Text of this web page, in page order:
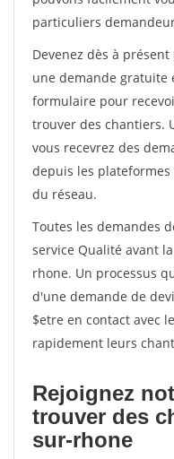
particuliers
Devenez dès à
une demande gratuite
formulaire pour
trouver des chantiers.
vous recevrez des
depuis les
du réseau.
Toutes les demandes
service Qualité avant
rhone. Un processus
d'une demande de
$etre en contact avec
rapidement leurs
Rejoignez
trouver des
sur-rhone